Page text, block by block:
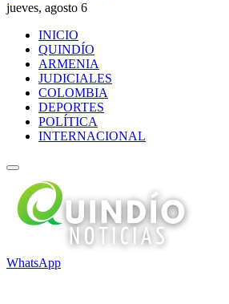
jueves, agosto 6
INICIO
QUINDÍO
ARMENIA
JUDICIALES
COLOMBIA
DEPORTES
POLÍTICA
INTERNACIONAL
WhatsApp